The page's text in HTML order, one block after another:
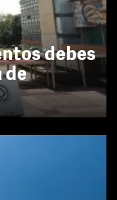
debes
de